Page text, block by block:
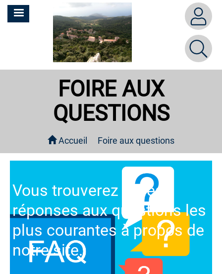
Aller
FOIRE AUX
QUESTIONS
Accueil Foire aux questions
Vous trouverez ici les
réponses aux questions les
plus courantes à propos de
notre site.